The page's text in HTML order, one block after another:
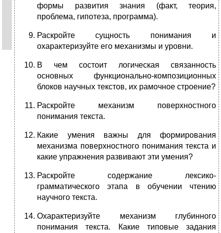
формы развития знания (факт, теория,
проблема, гипотеза, программа).
Раскройте сущность понимания и
охарактеризуйте его механизмы и уровни.
В чем состоит логическая связанность
основных функционально-композиционных
блоков научных текстов, их рамочное строение?
Раскройте механизм поверхностного
понимания текста.
Какие умения важны для формирования
механизма поверхностного понимания текста и
какие упражнения развивают эти умения?
Раскройте содержание лексико-
грамматического этапа в обучении чтению
научного текста.
Охарактеризуйте механизм глубинного
понимания текста. Какие типовые задания